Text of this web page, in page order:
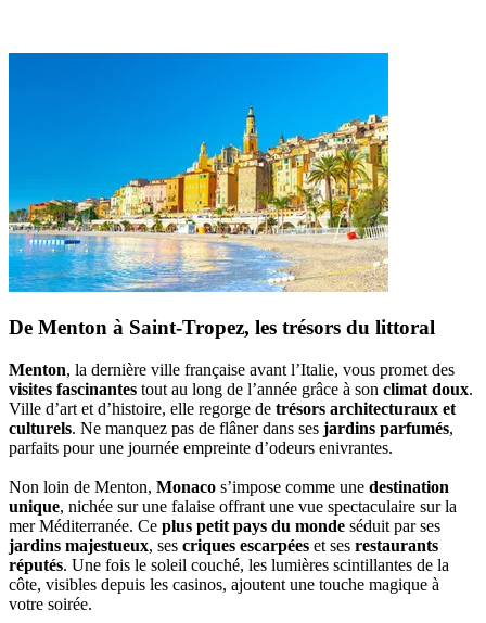
De Menton à Saint-Tropez, les trésors du littoral
Menton, la dernière ville française avant l’Italie, vous promet des
visites fascinantes tout au long de l’année grâce à son climat doux.
Ville d’art et d’histoire, elle regorge de trésors architecturaux et
culturels. Ne manquez pas de flâner dans ses jardins parfumés,
parfaits pour une journée empreinte d’odeurs enivrantes.
Non loin de Menton, Monaco s’impose comme une destination
unique, nichée sur une falaise offrant une vue spectaculaire sur la
mer Méditerranée. Ce plus petit pays du monde séduit par ses
jardins majestueux, ses criques escarpées et ses restaurants
réputés. Une fois le soleil couché, les lumières scintillantes de la
côte, visibles depuis les casinos, ajoutent une touche magique à
votre soirée.